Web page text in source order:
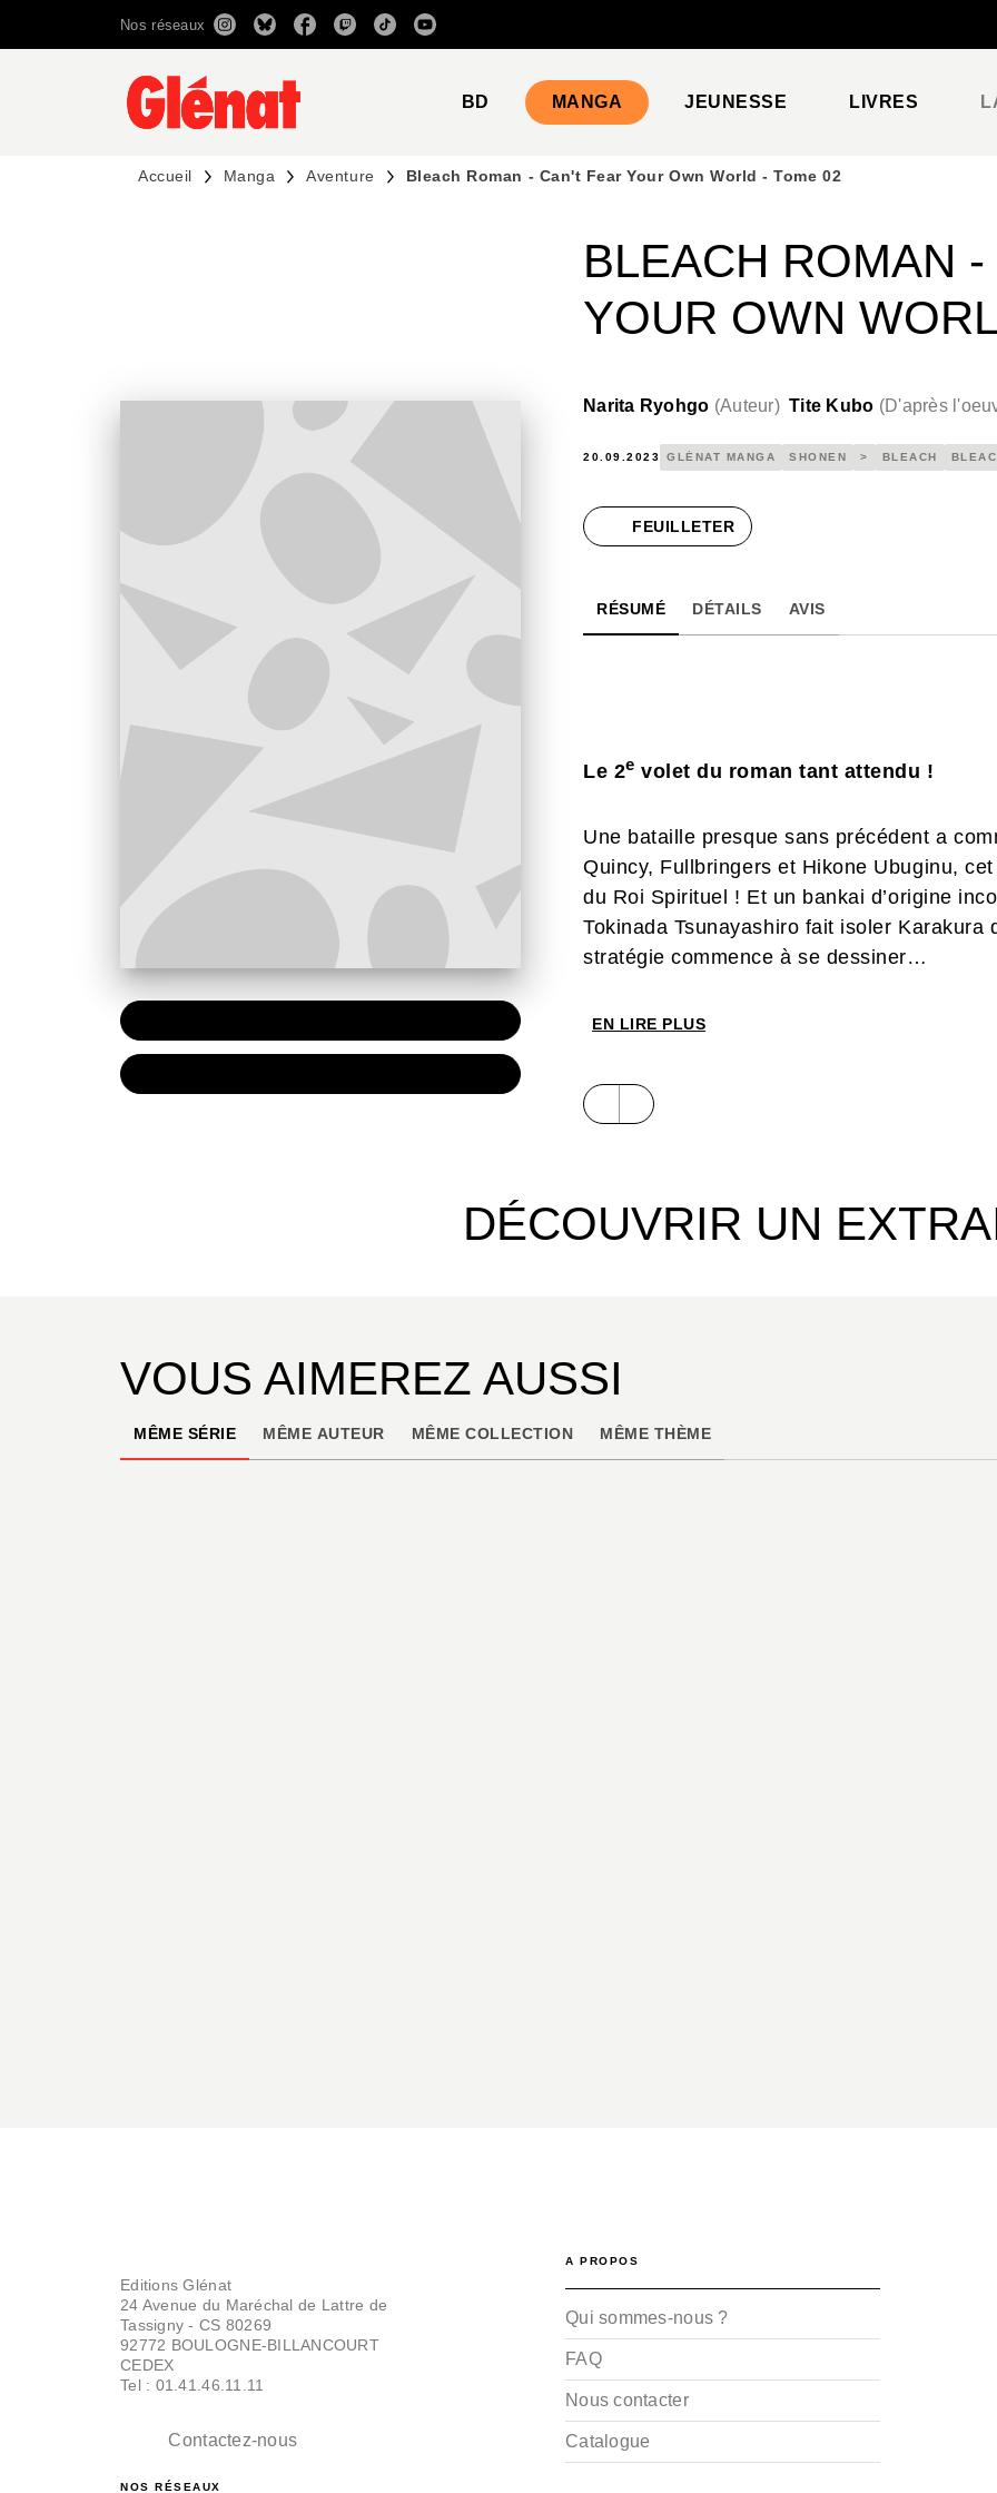
RECHERCHE CONTENU
Nos réseaux
BD MANGA JEUNESSE LIVRES
Accueil Manga Aventure Bleach Roman - Can't Fear Your Own World - Tome 02
BLEACH ROMAN
YOUR OWN
Narita Ryohgo (Auteur) Tite Kubo (D'après
20.09.2023 GLÉNAT MANGA SHONEN > BLEACH
FEUILLETER
RÉSUMÉ DÉTAILS AVIS
Le 2e volet du roman tant attendu !
Une bataille presque sans précédent a
Quincy, Fullbringers et Hikone Ubuginu,
du Roi Spirituel ! Et un bankai d’origine
Tokinada Tsunayashiro fait isoler Karakura
stratégie commence à se dessiner…
EN LIRE PLUS
DÉCOUVRIR UN
VOUS AIMEREZ AUSSI
MÊME SÉRIE MÊME AUTEUR MÊME COLLECTION MÊME THÈME
Bleach Roman -
Own World - T…
Editions Glénat
24 Avenue du Maréchal de Lattre de
Tassigny - CS 80269
92772 BOULOGNE-BILLANCOURT
CEDEX
Tel : 01.41.46.11.11
Contactez-nous
NOS RÉSEAUX
A PROPOS
Qui sommes-nous ?
FAQ
Nous contacter
Catalogue